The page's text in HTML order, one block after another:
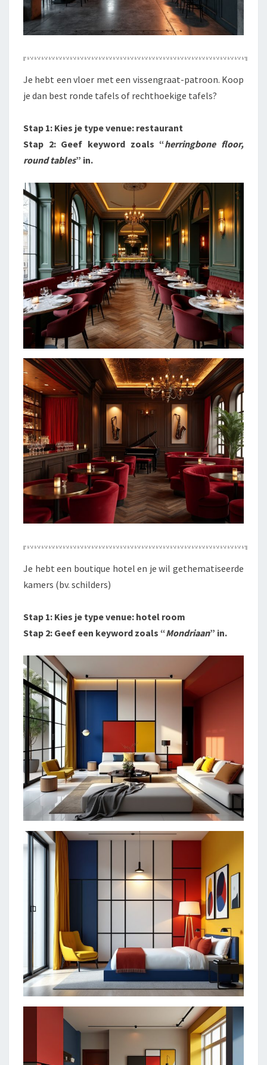
Je hebt een vloer met een vissengraat-patroon. Koop
je dan best ronde tafels of rechthoekige tafels?
Stap 1: Kies je type venue: restaurant
Stap 2: Geef keyword zoals “herringbone floor,
round tables” in.
Je hebt een boutique hotel en je wil gethematiseerde
kamers (bv. schilders)
Stap 1: Kies je type venue: hotel room
Stap 2: Geef een keyword zoals “Mondriaan” in.